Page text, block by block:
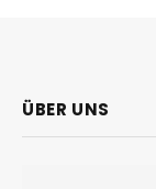
ÜBER UNS